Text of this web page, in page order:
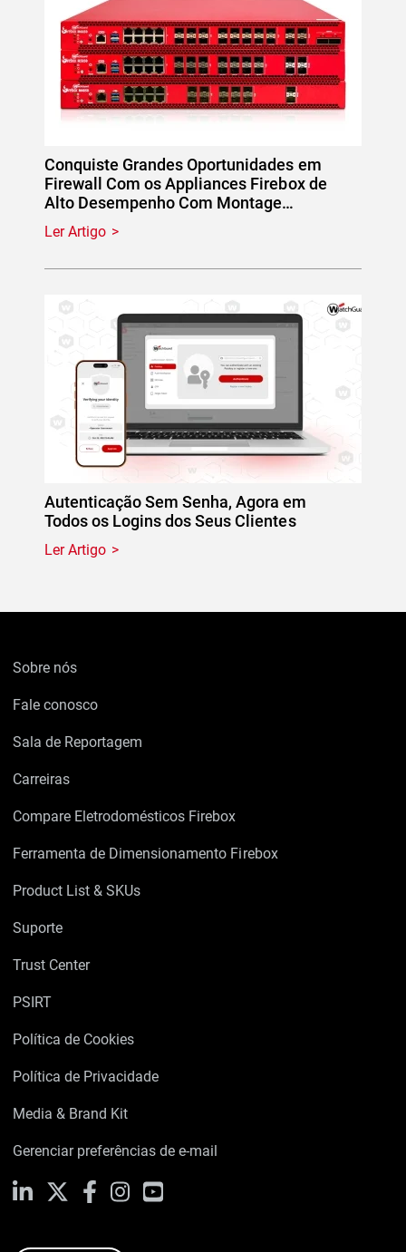
Conquiste Grandes Oportunidades em
Firewall Com os Appliances Firebox de
Alto Desempenho Com Montage…
Ler Artigo
Autenticação Sem Senha, Agora em
Todos os Logins dos Seus Clientes
Ler Artigo
Sobre nós
Fale conosco
Sala de Reportagem
Carreiras
Compare Eletrodomésticos Firebox
Ferramenta de Dimensionamento Firebox
Product List & SKUs
Suporte
Trust Center
PSIRT
Política de Cookies
Política de Privacidade
Media & Brand Kit
Gerenciar preferências de e-mail
LinkedIn FacebookInstagramYouTube